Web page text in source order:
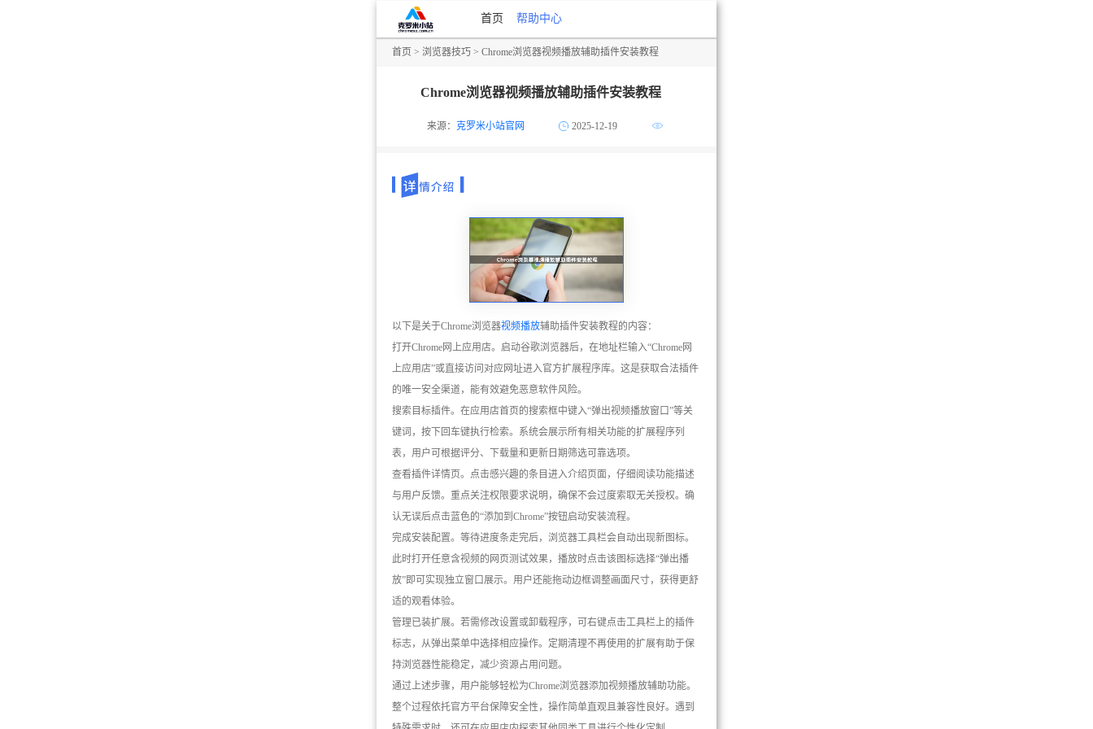
首页 帮助中心
首页 > 浏览器技巧 > Chrome浏览器视频播放辅助插件安装教程
Chrome浏览器视频播放辅助插件安装教程
来源： 克罗米小站官网 2025-12-19
以下是关于Chrome浏览器视频播放辅助插件安装教程的内容：
打开Chrome网上应用店。启动谷歌浏览器后，在地址栏输入“Chrome网
上应用店”或直接访问对应网址进入官方扩展程序库。这是获取合法插件
的唯一安全渠道，能有效避免恶意软件风险。
搜索目标插件。在应用店首页的搜索框中键入“弹出视频播放窗口”等关
键词，按下回车键执行检索。系统会展示所有相关功能的扩展程序列
表，用户可根据评分、下载量和更新日期筛选可靠选项。
查看插件详情页。点击感兴趣的条目进入介绍页面，仔细阅读功能描述
与用户反馈。重点关注权限要求说明，确保不会过度索取无关授权。确
认无误后点击蓝色的“添加到Chrome”按钮启动安装流程。
完成安装配置。等待进度条走完后，浏览器工具栏会自动出现新图标。
此时打开任意含视频的网页测试效果，播放时点击该图标选择“弹出播
放”即可实现独立窗口展示。用户还能拖动边框调整画面尺寸，获得更舒
适的观看体验。
管理已装扩展。若需修改设置或卸载程序，可右键点击工具栏上的插件
标志，从弹出菜单中选择相应操作。定期清理不再使用的扩展有助于保
持浏览器性能稳定，减少资源占用问题。
通过上述步骤，用户能够轻松为Chrome浏览器添加视频播放辅助功能。
整个过程依托官方平台保障安全性，操作简单直观且兼容性良好。遇到